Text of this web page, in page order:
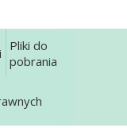
Pliki do
pobrania